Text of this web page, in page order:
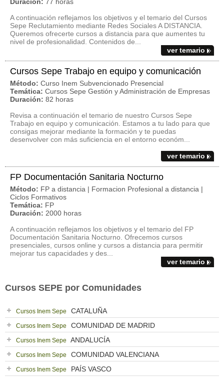
A continuación reflejamos los objetivos y el temario del Cursos
Sepe Reclutamiento mediante Redes Sociales A DISTANCIA.
Queremos ofrecerte cursos a distancia para que aumentes tu
nivel de profesionalidad. Contenidos de...
ver temario
Cursos Sepe Trabajo en equipo y comunicación
Método: Curso Inem Subvencionado Presencial
Temática: Cursos Sepe Gestión y Administración de Empresas
Duración: 82 horas
Revisa a continuación el temario de nuestro Cursos Sepe
Trabajo en equipo y comunicación. Estamos a tu lado para que
consigas mejorar mediante la formación y te puedas
desenvolver con más suficiencia en el entorno económ...
ver temario
FP Documentación Sanitaria Nocturno
Método: FP a distancia | Formacion Profesional a distancia |
Ciclos Formativos
Temática: FP
Duración: 2000 horas
A continuación reflejamos los objetivos y el temario del FP
Documentación Sanitaria Nocturno. Ofrecemos cursos
presenciales, cursos online y cursos a distancia para permitir
mejorar tus capacidades y des...
ver temario
Cursos SEPE por Comunidades
Cursos Inem Sepe CATALUÑA
Cursos Inem Sepe COMUNIDAD DE MADRID
Cursos Inem Sepe ANDALUCÍA
Cursos Inem Sepe COMUNIDAD VALENCIANA
Cursos Inem Sepe PAÍS VASCO